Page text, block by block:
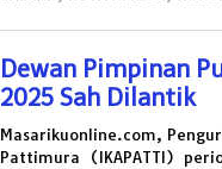
Dewan Pimpinan
2025 Sah Dilantik
Masarikuonline.com,
Pattimura (IKAPATTI)